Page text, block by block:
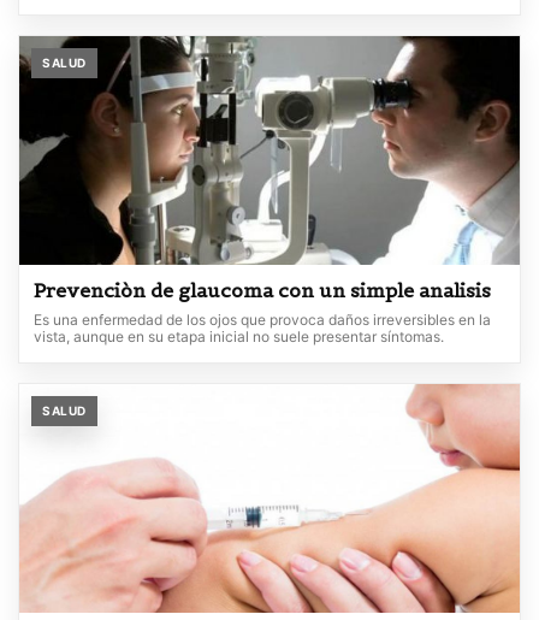
SALUD
Prevenciòn de glaucoma con un simple analisis
Es una enfermedad de los ojos que provoca daños irreversibles en la
vista, aunque en su etapa inicial no suele presentar síntomas.
SALUD